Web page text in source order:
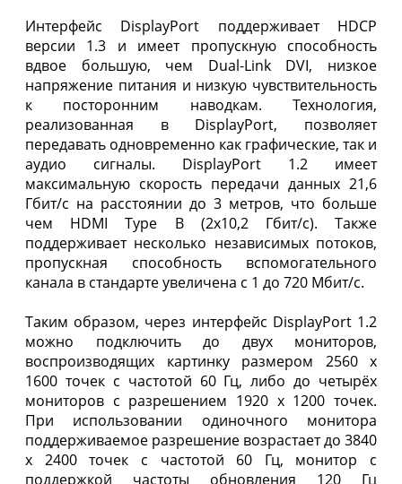
Интерфейс DisplayPort поддерживает HDCP
версии 1.3 и имеет пропускную способность
вдвое большую, чем Dual-Link DVI, низкое
напряжение питания и низкую чувствительность
к посторонним наводкам. Технология,
реализованная в DisplayPort, позволяет
передавать одновременно как графические, так и
аудио сигналы. DisplayPort 1.2 имеет
максимальную скорость передачи данных 21,6
Гбит/с на расстоянии до 3 метров, что больше
чем HDMI Type B (2x10,2 Гбит/c). Также
поддерживает несколько независимых потоков,
пропускная способность вспомогательного
канала в стандарте увеличена с 1 до 720 Мбит/с.
Таким образом, через интерфейс DisplayPort 1.2
можно подключить до двух мониторов,
воспроизводящих картинку размером 2560 х
1600 точек с частотой 60 Гц, либо до четырёх
мониторов с разрешением 1920 х 1200 точек.
При использовании одиночного монитора
поддерживаемое разрешение возрастает до 3840
х 2400 точек с частотой 60 Гц, монитор с
поддержкой частоты обновления 120 Гц